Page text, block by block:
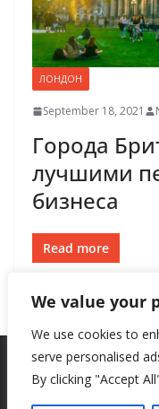
We value your
We use cookies to
serve personalised
By clicking "Accept
ЛОНДОН
September 18, 2021
Города
лучшими
бизнеса
Read more